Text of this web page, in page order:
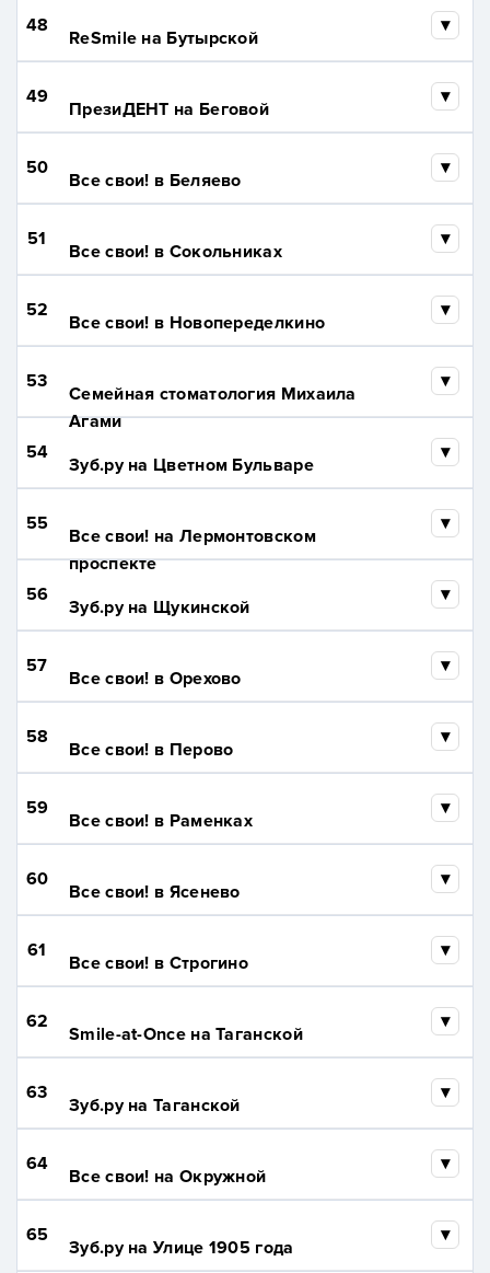
48
ReSmile на Бутырской
49
ПрезиДЕНТ на Беговой
50
Все свои! в Беляево
51
Все свои! в Сокольниках
52
Все свои! в Новопеределкино
53
Семейная стоматология Михаила
Агами
54
Зуб.ру на Цветном Бульваре
55
Все свои! на Лермонтовском
проспекте
56
Зуб.ру на Щукинской
57
Все свои! в Орехово
58
Все свои! в Перово
59
Все свои! в Раменках
60
Все свои! в Ясенево
61
Все свои! в Строгино
62
Smile-at-Once на Таганской
63
Зуб.ру на Таганской
64
Все свои! на Окружной
65
Зуб.ру на Улице 1905 года